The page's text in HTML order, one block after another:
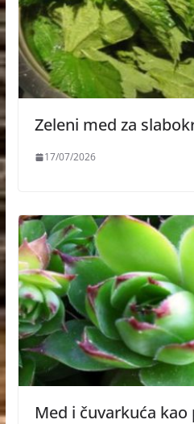
Zeleni med za
17/07/2026
Med i čuvarkuća